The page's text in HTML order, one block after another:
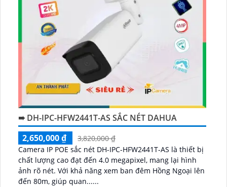
➠ DH-IPC-HFW2441T-AS SẮC NÉT DAHUA
2,650,000 ₫
3,820,000 ₫
Camera IP POE sắc nét DH-IPC-HFW2441T-AS là thiết bị
chất lượng cao đạt đến 4.0 megapixel, mang lại hình
ảnh rõ nét. Với khả năng xem ban đêm Hồng Ngoại lên
đến 80m, giúp quan......